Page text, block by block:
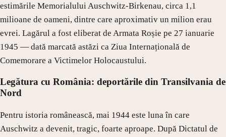
estimările Memorialului Auschwitz-Birkenau, circa 1,1
milioane de oameni, dintre care aproximativ un milion erau
evrei. Lagărul a fost eliberat de Armata Roșie pe 27 ianuarie
1945 — dată marcată astăzi ca Ziua Internațională de
Comemorare a Victimelor Holocaustului.
Legătura cu România: deportările din Transilvania de
Nord
Pentru istoria românească, mai 1944 este luna în care
Auschwitz a devenit, tragic, foarte aproape. După Dictatul de